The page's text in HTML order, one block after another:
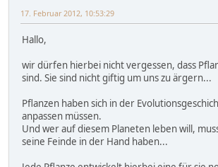
17. Februar 2012, 10:53:29
Hallo,
wir dürfen hierbei nicht vergessen, dass
sind. Sie sind nicht giftig um uns zu ärgern...
Pflanzen haben sich in der
anpassen müssen.
Und wer auf diesem Planeten leben will,
seine Feinde in der Hand haben...